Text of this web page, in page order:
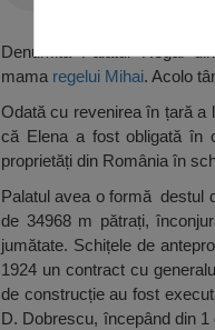
Denumită Palatul Regal
mama regelui Mihai. Acolo
Odată cu revenirea în țară a
că Elena a fost obligată în
proprietăți din România în
Palatul avea o formă destul
de 34968 m pătrați,
jumătate. Schițele de
1924 un contract cu
de construcție au fost
D. Dobrescu, începând din